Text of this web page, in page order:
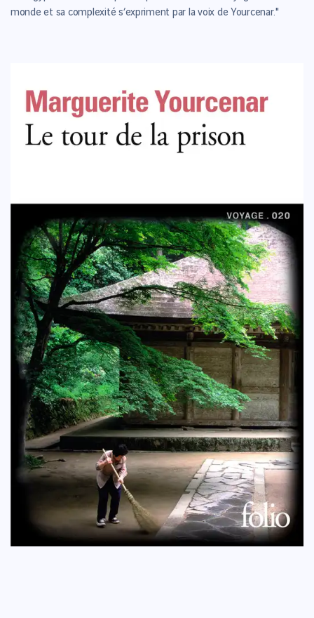
monde et sa complexité s’expriment par la voix de Yourcenar."